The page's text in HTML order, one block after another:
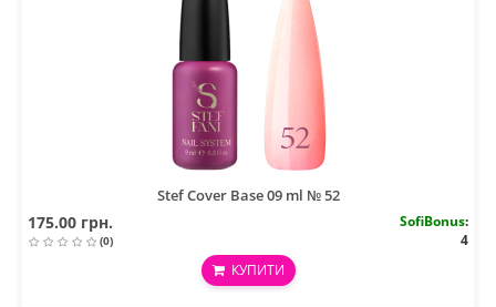
Stef Cover Base 09 ml № 52
175.00 грн.
(0)
SofiBonus:
4
КУПИТИ